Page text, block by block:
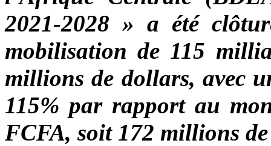
2021-2028 » a été
mobilisation de 115
millions de dollars, avec
115% par rapport au
FCFA, soit 172 millions